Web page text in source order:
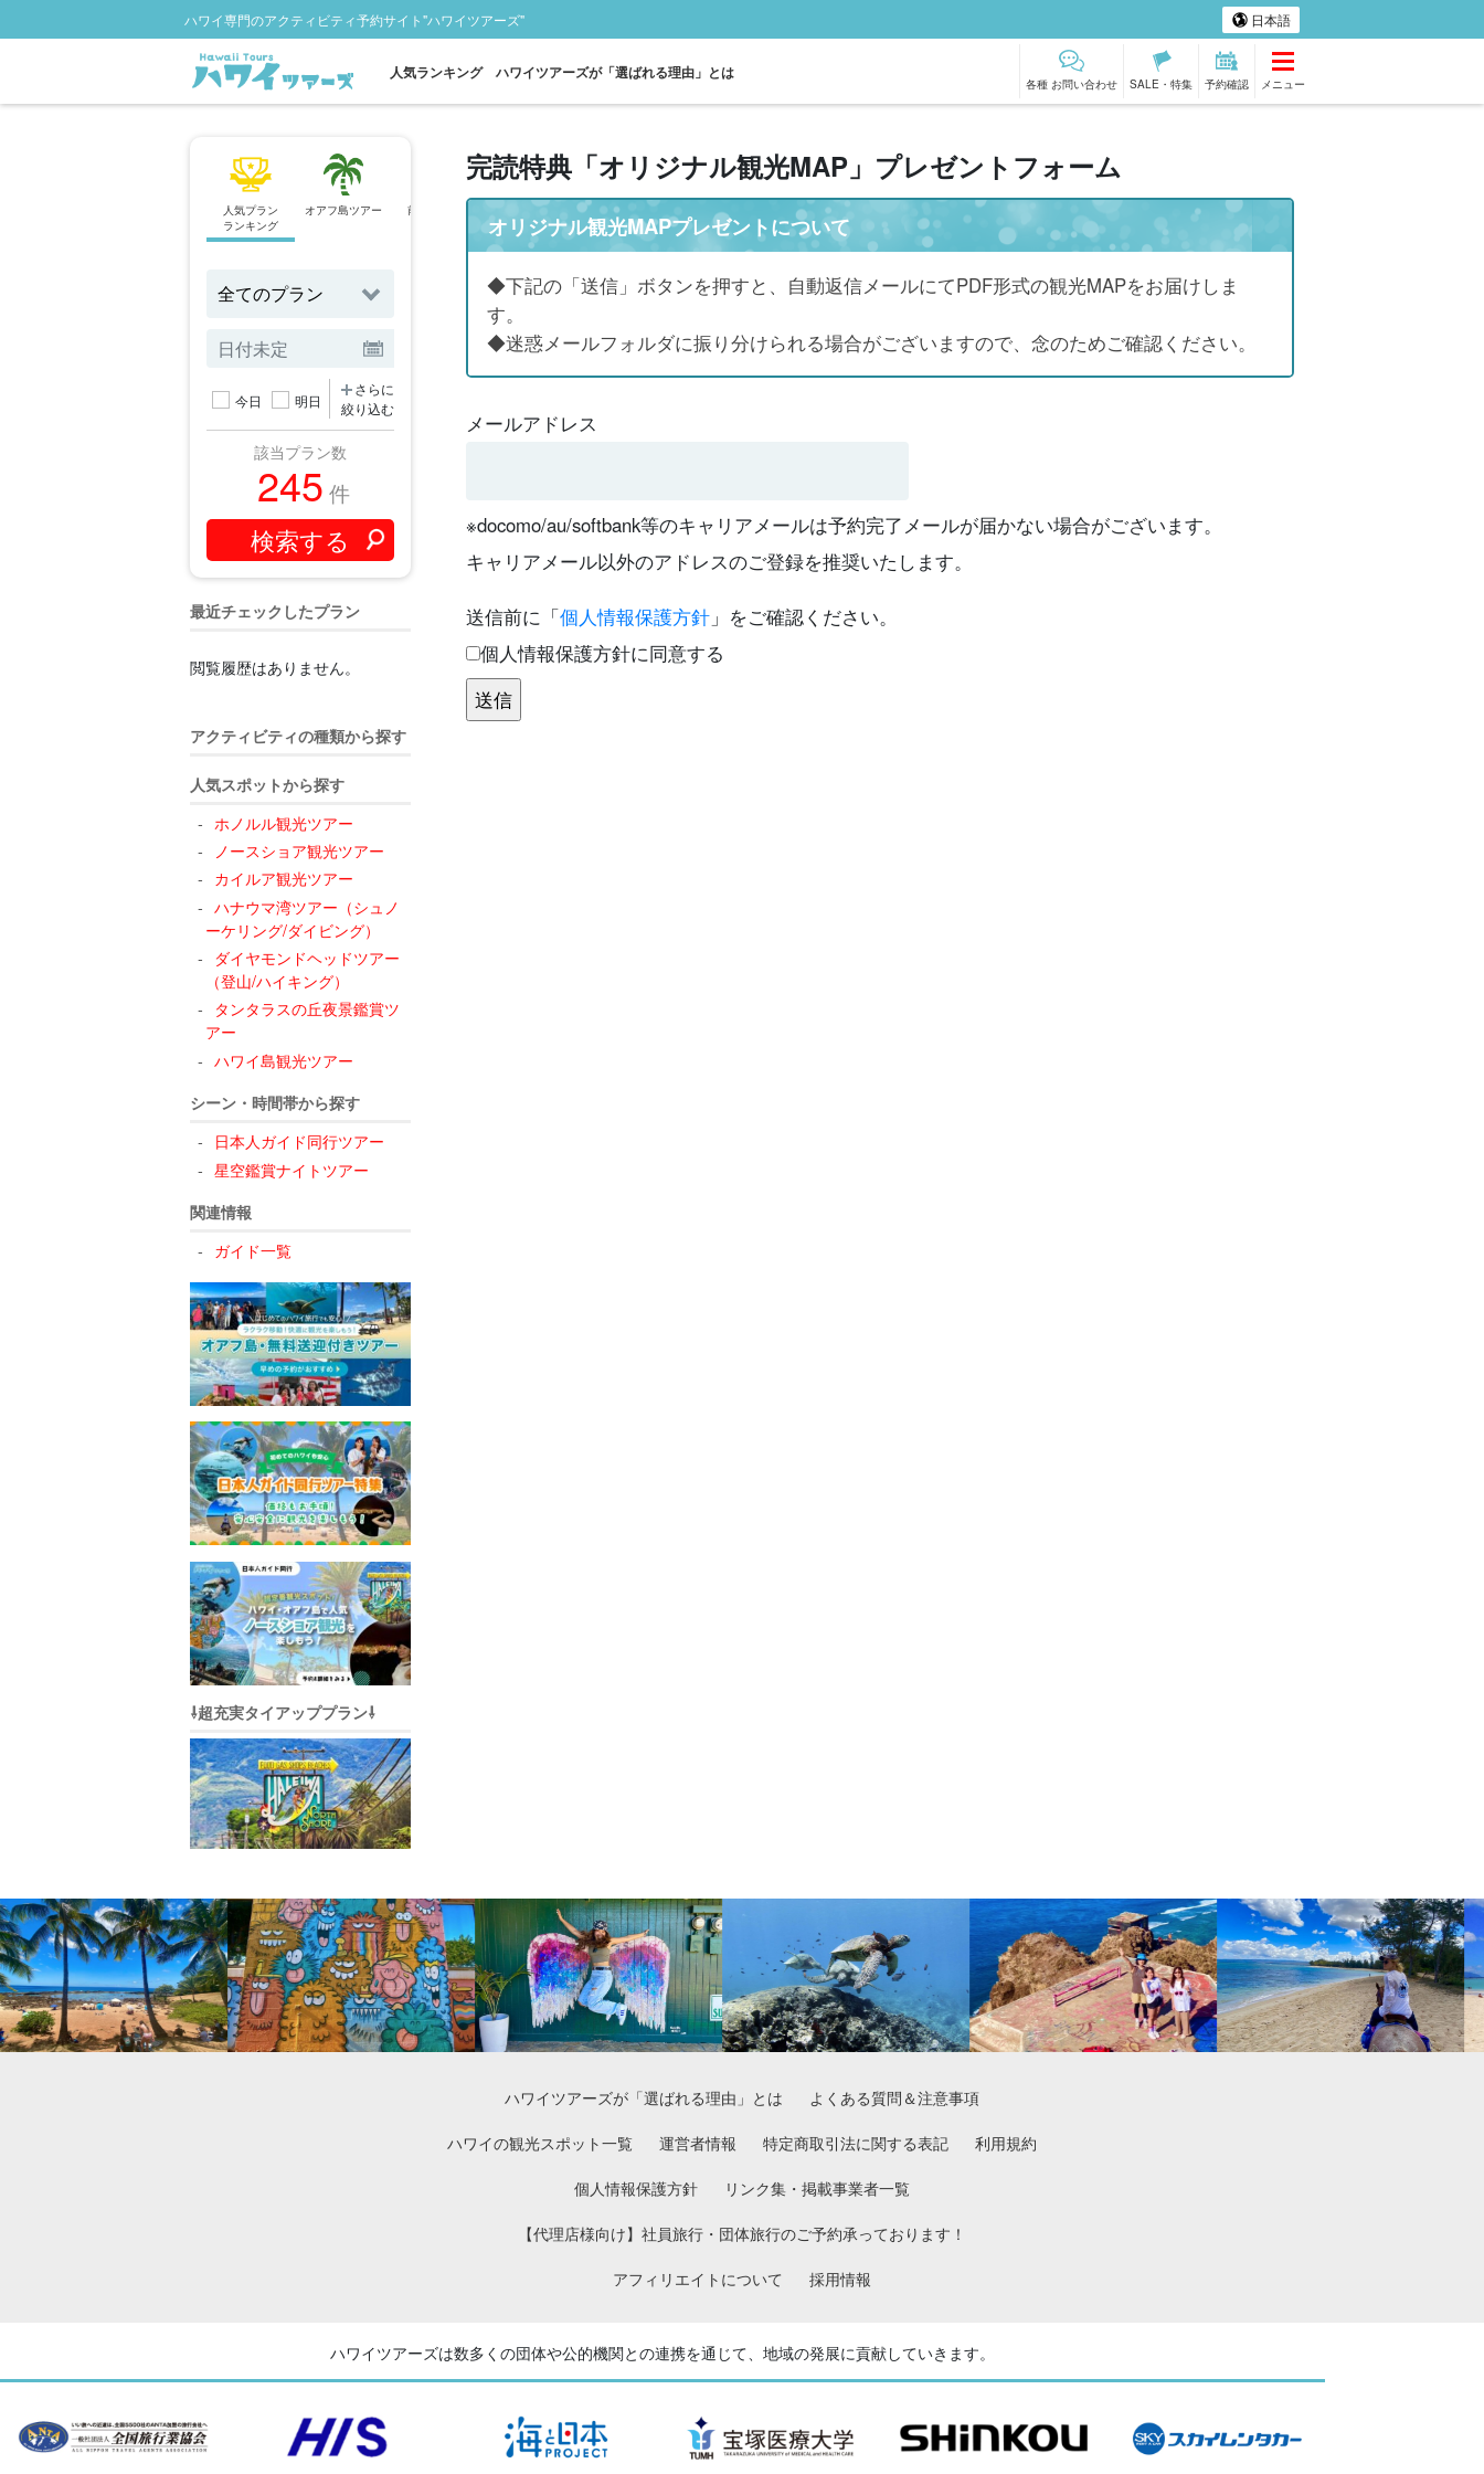
ハワイ専門のアクティビティ予約サイト"ハワイツアーズ" 日本語
人気ランキング ハワイツアーズが「選ばれる理由」とは
各種 お問い合わせ SALE・特集 予約確認 メニュー
人気プラン
ランキング
オアフ島ツアー
前日予約OK
スポットから探す
タンタラスの丘ツ
アー
ダイアモンドヘッ
ド
カイルア観光ツア
ー
送迎無料ツアー
日本人ガイド
同行ツアー
ハワイ島ツアー
冬季おすすめツア
今日 明日
さらに
絞り込む
該当プラン数
245 件
最近チェックしたプラン
閲覧履歴はありません。
アクティビティの種類から探す
人気スポットから探す
ホノルル観光ツアー
ノースショア観光ツアー
カイルア観光ツアー
ハナウマ湾ツアー（シュノ
ーケリング/ダイビング）
ダイヤモンドヘッドツアー
（登山/ハイキング）
タンタラスの丘夜景鑑賞ツ
アー
ハワイ島観光ツアー
シーン・時間帯から探す
日本人ガイド同行ツアー
星空鑑賞ナイトツアー
関連情報
ガイド一覧
⇩超充実タイアッププラン⇩
完読特典「オリジナル観光MAP」プレゼントフォーム
オリジナル観光MAPプレゼントについて
◆下記の「送信」ボタンを押すと、自動返信メールにてPDF形式の観光MAPをお届けしま
す。
◆迷惑メールフォルダに振り分けられる場合がございますので、念のためご確認ください。
メールアドレス
※docomo/au/softbank等のキャリアメールは予約完了メールが届かない場合がございます。
キャリアメール以外のアドレスのご登録を推奨いたします。
送信前に「個人情報保護方針 」をご確認ください。
個人情報保護方針に同意する
ハワイツアーズが「選ばれる理由」とは
よくある質問＆注意事項
ハワイの観光スポット一覧
運営者情報 特定商取引法に関する表記
利用規約
個人情報保護方針
リンク集・掲載事業者一覧
【代理店様向け】社員旅行・団体旅行のご予約承っております！
アフィリエイトについて
採用情報
ハワイツアーズは数多くの団体や公的機関との連携を通じて、地域の発展に貢献していきます。